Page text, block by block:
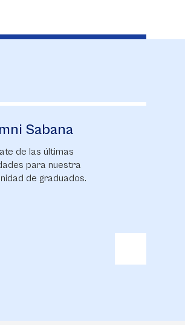
Financiación
UniSabana ofrece a sus
estudiantes una amplia gama de
opciones de financiación